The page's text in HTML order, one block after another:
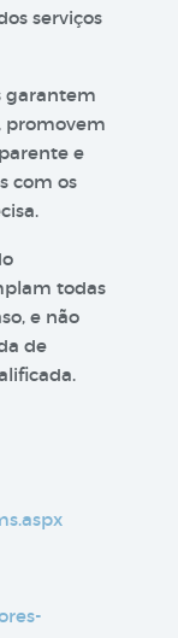
serviços
garantem
promovem
e
com os
todas
e não
de